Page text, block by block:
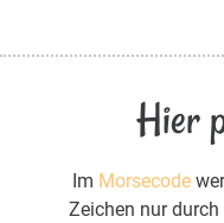
Hier
Im Morsecode
Zeichen nur